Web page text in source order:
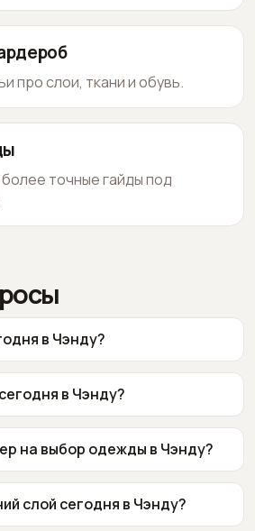
про слои, ткани и обувь.
точные гайды под
в Чэнду?
в Чэнду?
на выбор одежды в Чэнду?
слой сегодня в Чэнду?